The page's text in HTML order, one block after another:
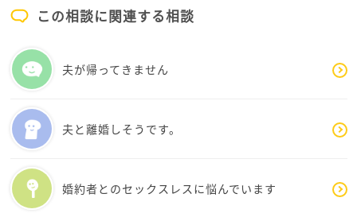
必ず開けていきます。応援しています
今まで、色々なことに真面目に取り組んで頑張ってい
らした方なのかな？と
頑張りすぎていませんか？
こうでなくてはいけない！と思って頑張りすぎていま
何かに向き合い過ぎて疲れていませんか？
息抜きは出来ていますか？
る時間はありますか？
没頭できたり、気分転換が出来る趣味はありますか？
この相談に関連する相談
夫が帰ってきません
夫と離婚しそうです。
婚約者とのセックスレスに悩んでいます